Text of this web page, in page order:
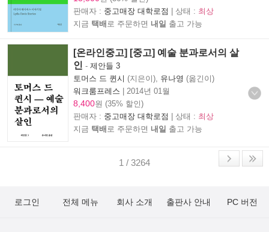
판매자 : 중고매장 대학로점 | 상태 : 최상
지금 택배 로 주문하면 내일 출고 가능
[온라인중고] [중고] 예술 분과로서의 살
인 - 제안들 3
토머스 드 퀸시 (지은이), 유나영 (옮긴이)
워크룸프레스
2014년 01월
8,400원 (35% 할인)
판매자 : 중고매장 대학로점 | 상태 : 최상
지금 택배 로 주문하면 내일 출고 가능
1 / 3264
로그인 전체 메뉴 회사 소개 출판사 안내 PC 버전